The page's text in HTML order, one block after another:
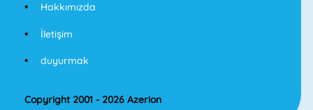
Hakkımızda
İletişim
duyurmak
Copyright 2001 - 2026 Azerion